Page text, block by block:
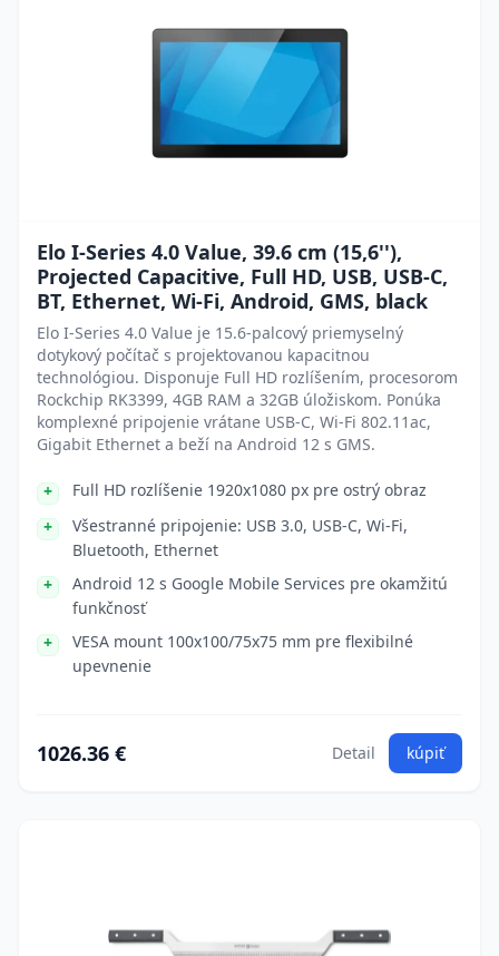
Elo I-Series 4.0 Value, 39.6 cm (15,6''),
Projected Capacitive, Full HD, USB, USB-C,
BT, Ethernet, Wi-Fi, Android, GMS, black
Elo I-Series 4.0 Value je 15.6-palcový priemyselný
dotykový počítač s projektovanou kapacitnou
technológiou. Disponuje Full HD rozlíšením, procesorom
Rockchip RK3399, 4GB RAM a 32GB úložiskom. Ponúka
komplexné pripojenie vrátane USB-C, Wi-Fi 802.11ac,
Gigabit Ethernet a beží na Android 12 s GMS.
Full HD rozlíšenie 1920x1080 px pre ostrý obraz
Všestranné pripojenie: USB 3.0, USB-C, Wi-Fi,
Bluetooth, Ethernet
Android 12 s Google Mobile Services pre okamžitú
funkčnosť
VESA mount 100x100/75x75 mm pre flexibilné
upevnenie
1026.36 € Detail kúpiť